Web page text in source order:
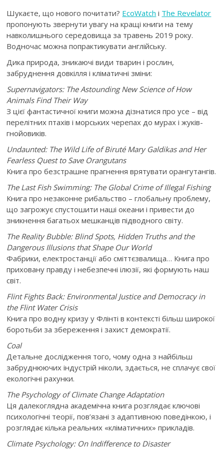
Шукаєте, що нового почитати? EcoWatch і The Revelator
пропонують звернути увагу на кращі книги на тему
навколишнього середовища за травень 2019 року.
Водночас можна попрактикувати англійську.
Дика природа, зникаючі види тварин і рослин,
забруднення довкілля і кліматичні зміни:
Supernavigators: The Astounding New Science of How
Animals Find Their Way
З цієї фантастичної книги можна дізнатися про усе – від
перелітних птахів і морських черепах до мурах і жуків-
гнойовиків.
Undaunted: The Wild Life of Biruté Mary Galdikas and Her
Fearless Quest to Save Orangutans
Книга про безстрашне прагнення врятувати орангутангів.
The Last Fish Swimming: The Global Crime of Illegal Fishing
Книга про незаконне рибальство – глобальну проблему,
що загрожує спустошити наші океани і привести до
зникнення багатьох мешканців підводного світу.
The Reality Bubble: Blind Spots, Hidden Truths and the
Dangerous Illusions that Shape Our World
Фабрики, електростанції або сміттєзвалища… Книга про
приховану правду і небезпечні ілюзії, які формують наш
світ.
Flint Fights Back: Environmental Justice and Democracy in
the Flint Water Crisis
Книга про водну кризу у Флінті в контексті більш широкої
боротьби за збереження і захист демократії.
Coal
Детальне дослідження того, чому одна з найбільш
забруднюючих індустрій ніколи, здається, не сплачує свої
екологічні рахунки.
The Psychology of Climate Change Adaptation
Ця далекоглядна академічна книга розглядає ключові
психологічні теорії, пов’язані з адаптивною поведінкою, і
розглядає кілька реальних «кліматичних» прикладів.
Climate Psychology: On Indifference to Disaster